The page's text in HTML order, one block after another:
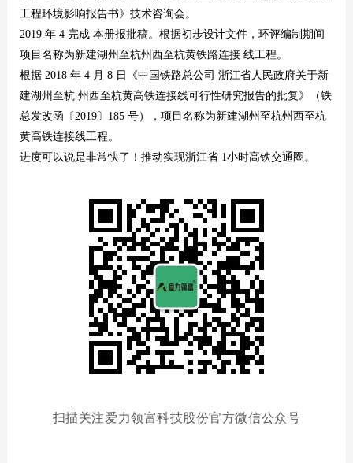
工程环境影响报告书》技术咨询会。
2019 年 4 完成 本册报批稿。根据初步设计文件，环评编制期间
项目名称为新建湖州至杭州西至杭黄铁路连接 线工程。
根据 2018 年 4 月 8 日《中国铁路总公司 浙江省人民政府关于新
建湖州至杭 州西至杭黄高铁连接线可行性研究报告的批复》（铁
总发改函〔2019〕185 号），项目名称为新建湖州至杭州西至杭
黄高铁连接线工程。
进度可以说是非常快了！推动实现浙江省 1小时高铁交通圈。
扫描关注爱力领富科技股份官方微信公众号